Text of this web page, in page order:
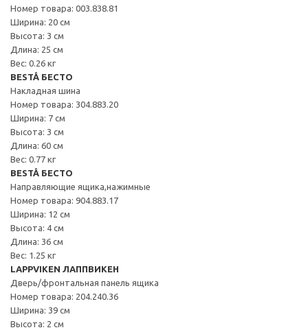
Номер товара: 003.838.81
Ширина: 20 см
Высота: 3 см
Длина: 25 см
Вес: 0.26 кг
BESTÅ БЕСТО
Накладная шина
Номер товара: 304.883.20
Ширина: 7 см
Высота: 3 см
Длина: 60 см
Вес: 0.77 кг
BESTÅ БЕСТО
Направляющие ящика,нажимные
Номер товара: 904.883.17
Ширина: 12 см
Высота: 4 см
Длина: 36 см
Вес: 1.25 кг
LAPPVIKEN ЛАППВИКЕН
Дверь/фронтальная панель ящика
Номер товара: 204.240.36
Ширина: 39 см
Высота: 2 см